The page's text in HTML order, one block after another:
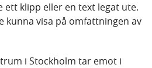
ett klipp eller en text legat ute.
kunna visa på omfattningen av
i Stockholm tar emot i